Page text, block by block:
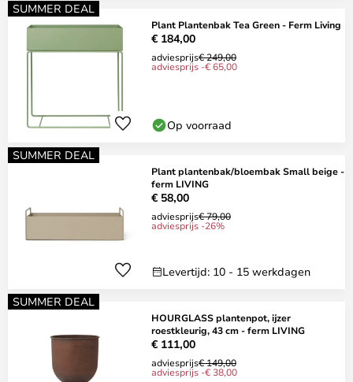
SUMMER DEAL
Plant Plantenbak Tea Green - Ferm Living
€ 184,00
adviesprijs€ 249,00
adviesprijs -€ 65,00
Op voorraad
SUMMER DEAL
Plant plantenbak/bloembak Small beige -
ferm LIVING
€ 58,00
adviesprijs€ 79,00
adviesprijs -26%
Levertijd: 10 - 15 werkdagen
SUMMER DEAL
HOURGLASS plantenpot, ijzer
roestkleurig, 43 cm - ferm LIVING
€ 111,00
adviesprijs€ 149,00
adviesprijs -€ 38,00